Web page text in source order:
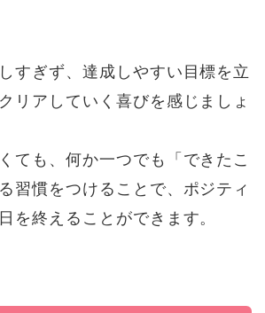
すぎず、達成しやすい目標を立
リアしていく喜びを感じましょ
ても、何か一つでも「できたこ
習慣をつけることで、ポジティ
を終えることができます。